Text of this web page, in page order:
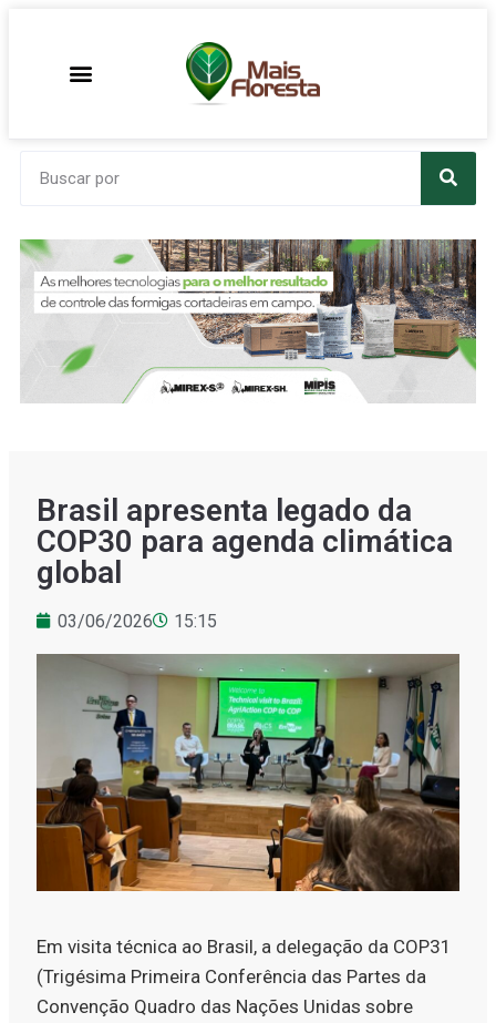
​​Brasil apresenta legado da
COP30 para agenda climática
global
03/06/2026 15:15
Em visita técnica ao Brasil, a delegação da COP31
(Trigésima Primeira Conferência das Partes da
Convenção Quadro das Nações Unidas sobre